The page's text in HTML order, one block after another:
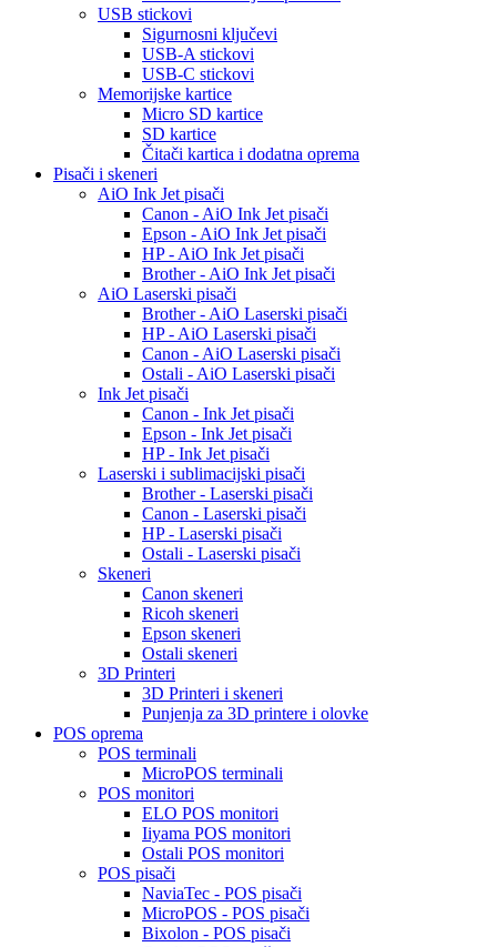
USB stickovi
Sigurnosni ključevi
USB-A stickovi
USB-C stickovi
Memorijske kartice
Micro SD kartice
SD kartice
Čitači kartica i dodatna oprema
Pisači i skeneri
AiO Ink Jet pisači
Canon - AiO Ink Jet pisači
Epson - AiO Ink Jet pisači
HP - AiO Ink Jet pisači
Brother - AiO Ink Jet pisači
AiO Laserski pisači
Brother - AiO Laserski pisači
HP - AiO Laserski pisači
Canon - AiO Laserski pisači
Ostali - AiO Laserski pisači
Ink Jet pisači
Canon - Ink Jet pisači
Epson - Ink Jet pisači
HP - Ink Jet pisači
Laserski i sublimacijski pisači
Brother - Laserski pisači
Canon - Laserski pisači
HP - Laserski pisači
Ostali - Laserski pisači
Skeneri
Canon skeneri
Ricoh skeneri
Epson skeneri
Ostali skeneri
3D Printeri
3D Printeri i skeneri
Punjenja za 3D printere i olovke
POS oprema
POS terminali
MicroPOS terminali
POS monitori
ELO POS monitori
Iiyama POS monitori
Ostali POS monitori
POS pisači
NaviaTec - POS pisači
MicroPOS - POS pisači
Bixolon - POS pisači